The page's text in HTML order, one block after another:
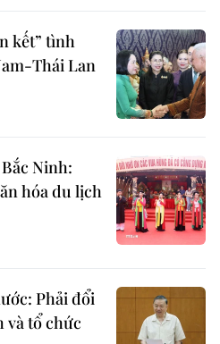
kết” tình
Thái Lan
Ninh:
hóa du lịch
Phải đổi
và tổ chức